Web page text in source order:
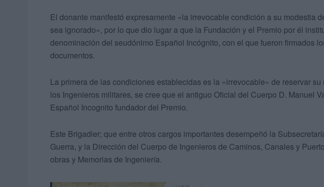
El donante manifestó expresamente «la irrevocable condición a su modestia
sea ignorado», por lo que dio lugar a que la Fundación y el Premio por él
denominación del seudónimo Español Incógnito, con el que fueron firmados
documentos.
La primera de las condiciones establecidas es la «irrevocable» de reservar
los Ingenieros militares, se cree que el antiguo Oficial del Cuerpo D. Manuel
Español Incognito fundador del Premio.
Este Brigadier; que entre otros cargos importantes desempeñó la
Guerra, y la Dirección del Cuerpo de Ingenieros de Caminos, Canales y
obras y Memorias de Ingeniería.